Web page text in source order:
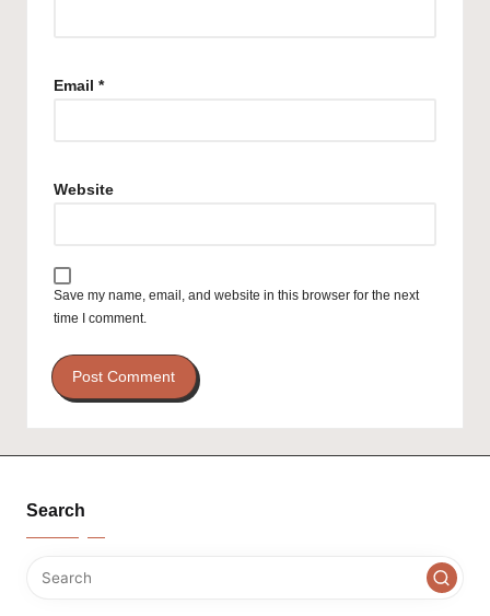
Email *
Website
Save my name, email, and website in this browser for the next
time I comment.
Search